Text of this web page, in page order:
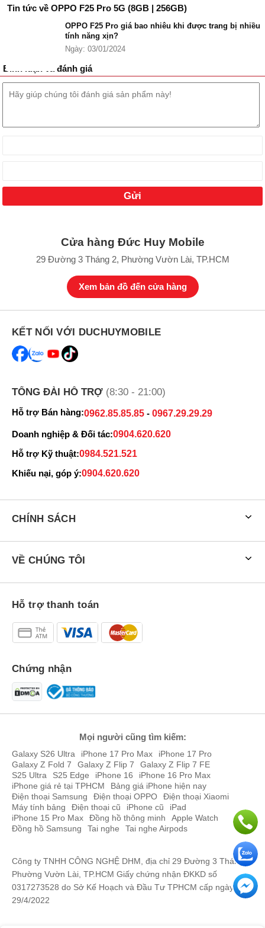
Tin tức về OPPO F25 Pro 5G (8GB | 256GB)
OPPO F25 Pro giá bao nhiêu khi được trang bị nhiều
tính năng xịn?
Ngày: 03/01/2024
Bình luận và đánh giá
Cửa hàng Đức Huy Mobile
29 Đường 3 Tháng 2, Phường Vườn Lài, TP.HCM
Xem bản đồ đến cửa hàng
KẾT NỐI VỚI DUCHUYMOBILE
TỔNG ĐÀI HỖ TRỢ (8:30 - 21:00)
Hỗ trợ Bán hàng:0962.85.85.85 - 0967.29.29.29
Doanh nghiệp & Đối tác:0904.620.620
Hỗ trợ Kỹ thuật:0984.521.521
Khiếu nại, góp ý:0904.620.620
CHÍNH SÁCH
VỀ CHÚNG TÔI
Hỗ trợ thanh toán
Chứng nhận
Mọi người cũng tìm kiếm:
Galaxy S26 Ultra iPhone 17 Pro Max
iPhone 17 Pro
Galaxy Z Fold 7
Galaxy Z Flip 7
Galaxy Z Flip 7 FE
S25 Ultra
S25 Edge iPhone 16
iPhone 16 Pro Max
iPhone giá rẻ tại TPHCM
Bảng giá iPhone hiện nay
Điện thoại Samsung
Điện thoại OPPO
Điện thoại Xiaomi
Máy tính bảng
Điện thoại cũ iPhone cũ
iPad
iPhone 15 Pro Max
Đồng hồ thông minh
Apple Watch
Đồng hồ Samsung
Tai nghe Tai nghe Airpods
Công ty TNHH CÔNG NGHỆ DHM, địa chỉ 29 Đường 3 Tháng 2,
Phường Vườn Lài, TP.HCM Giấy chứng nhận ĐKKD số
0317273528 do Sở Kế Hoạch và Đầu Tư TPHCM cấp ngày
29/4/2022